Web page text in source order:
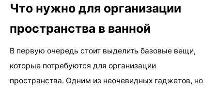
Что нужно для организации
пространства в ванной
В первую очередь стоит выделить базовые вещи,
которые потребуются для организации
пространства. Одним из неочевидных гаджетов, но